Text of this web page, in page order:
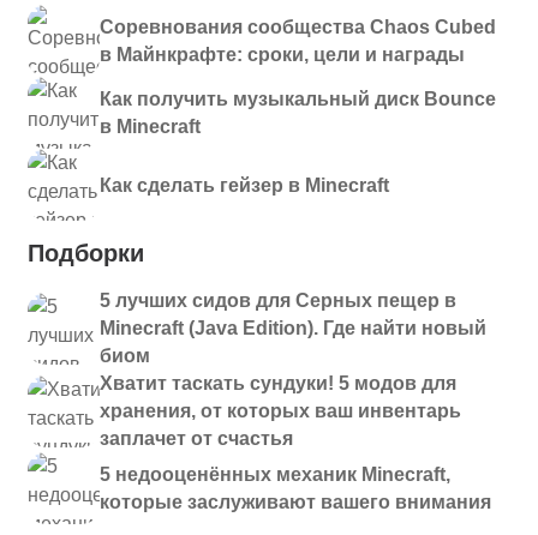
Соревнования сообщества Chaos Cubed
в Майнкрафте: сроки, цели и награды
Как получить музыкальный диск Bounce
в Minecraft
Как сделать гейзер в Minecraft
Подборки
5 лучших сидов для Серных пещер в
Minecraft (Java Edition). Где найти новый
биом
Хватит таскать сундуки! 5 модов для
хранения, от которых ваш инвентарь
заплачет от счастья
5 недооценённых механик Minecraft,
которые заслуживают вашего внимания